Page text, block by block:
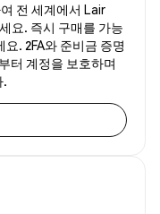
전 세계에서 Lair
요. 즉시 구매를 가능
. 2FA와 준비금 증명
터 계정을 보호하며
.